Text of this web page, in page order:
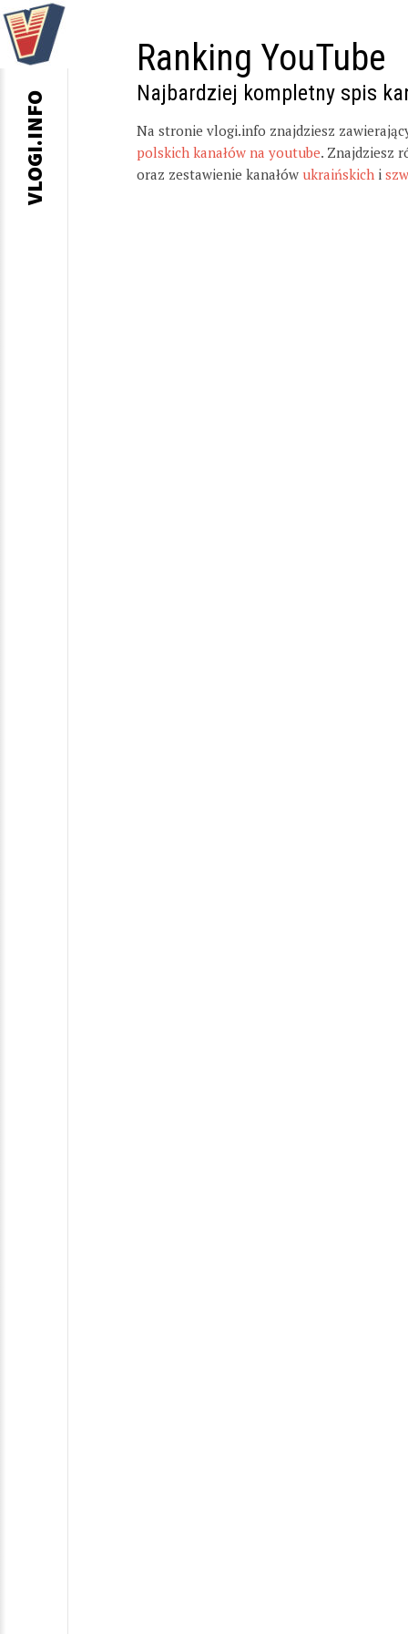
Ranking YouTube
Najbardziej kompletny spis
Na stronie vlogi.info znajdziesz
polskich kanałów na youtube. Znajdziesz
oraz zestawienie kanałów ukraińskich i
VLOGI.INFO